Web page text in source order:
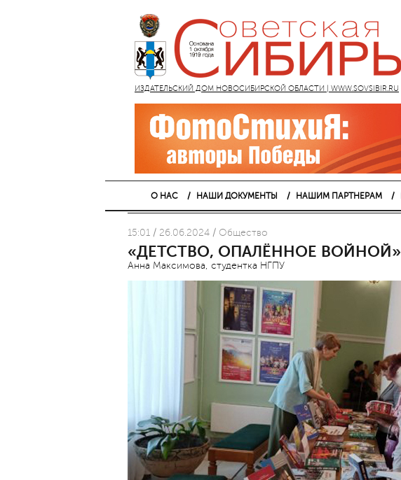
ИЗДАТЕЛЬСКИЙ ДОМ НОВОСИБИРСКОЙ ОБЛАСТИ | WWW.SOVSIBIR.RU
О НАС НАШИ ДОКУМЕНТЫ НАШИМ ПАРТНЕРАМ
15:01 / 26.06.2024 / Общество
«ДЕТСТВО, ОПАЛЁННОЕ ВОЙНОЙ»
Анна Максимова, студентка НГПУ